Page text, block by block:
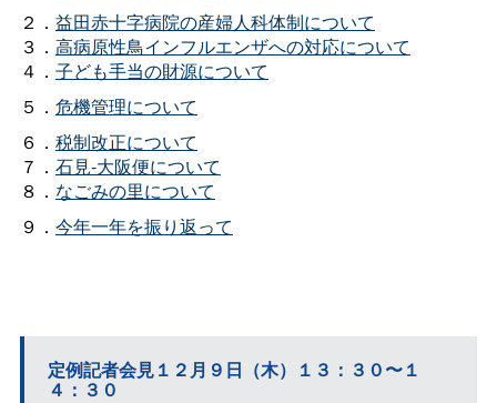
２． 益田赤十字病院の産婦人科体制について
３． 高病原性鳥インフルエンザへの対応について
４． 子ども手当の財源について
５． 危機管理について
６． 税制改正について
７． 石見-大阪便について
８． なごみの里について
９． 今年一年を振り返って
定例記者会見１２月９日（木）１３：３０〜１
４：３０